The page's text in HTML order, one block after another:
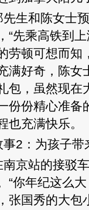
先生和陈女士
“先乘高铁到
劳顿可想而知
满好奇，陈女
包，虽然现在
份份精心准备
也充满快乐。
事2：为孩子带
南京站的接驳
“你年纪这么
张国秀的大包